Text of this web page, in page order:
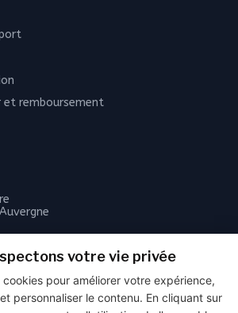
et remboursement
votre vie privée
cookies pour améliorer votre expérience,
personnaliser le contenu. En cliquant sur